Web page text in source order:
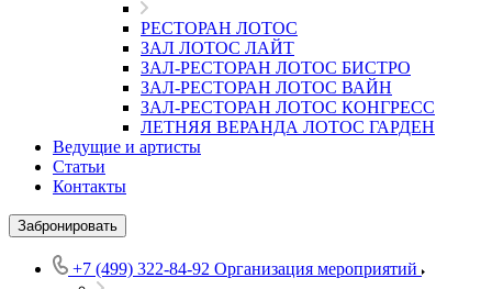
РЕСТОРАН ЛОТОС
ЗАЛ ЛОТОС ЛАЙТ
ЗАЛ-РЕСТОРАН ЛОТОС БИСТРО
ЗАЛ-РЕСТОРАН ЛОТОС ВАЙН
ЗАЛ-РЕСТОРАН ЛОТОС КОНГРЕСС
ЛЕТНЯЯ ВЕРАНДА ЛОТОС ГАРДЕН
Ведущие и артисты
Статьи
Контакты
Забронировать
+7 (499) 322-84-92 Организация мероприятий